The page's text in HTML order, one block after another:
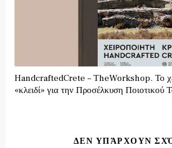
HandcraftedCrete – TheWorkshop. Το
«κλειδί» για την Προσέλκυση Ποιοτικού
ΔΕΝ ΥΠΆΡΧΟΥΝ